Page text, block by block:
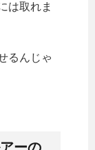
は取れま
るんじゃ